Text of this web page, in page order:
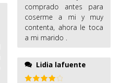
comprado antes para
coserme a mi y muy
contenta, ahora le toca
a mi marido .
Lidia lafuente